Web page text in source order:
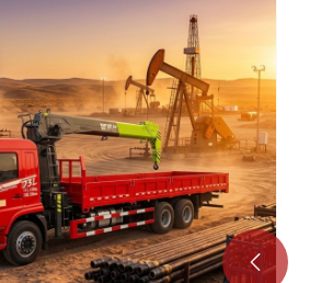
شاحنة هادم واحدة
عرض المزيد >>
